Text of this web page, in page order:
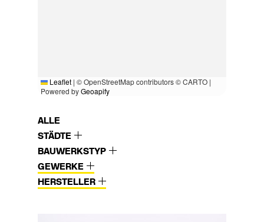
Leaflet | © OpenStreetMap contributors © CARTO |
Powered byGeoapify
ALLE
STÄDTE
BAUWERKSTYP
GEWERKE
HERSTELLER